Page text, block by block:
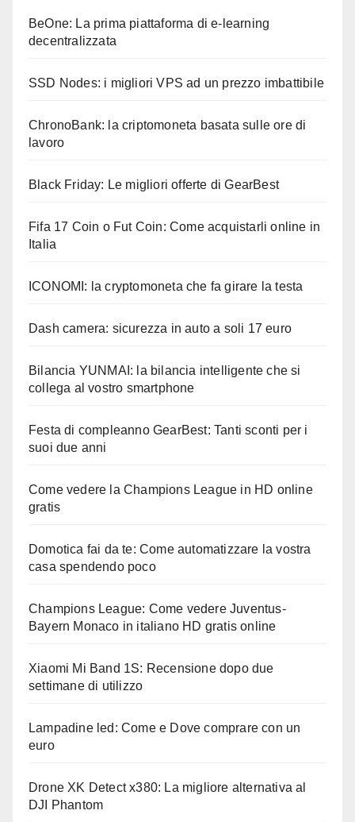
BeOne: La prima piattaforma di e-learning
decentralizzata
SSD Nodes: i migliori VPS ad un prezzo imbattibile
ChronoBank: la criptomoneta basata sulle ore di
lavoro
Black Friday: Le migliori offerte di GearBest
Fifa 17 Coin o Fut Coin: Come acquistarli online in
Italia
ICONOMI: la cryptomoneta che fa girare la testa
Dash camera: sicurezza in auto a soli 17 euro
Bilancia YUNMAI: la bilancia intelligente che si
collega al vostro smartphone
Festa di compleanno GearBest: Tanti sconti per i
suoi due anni
Come vedere la Champions League in HD online
gratis
Domotica fai da te: Come automatizzare la vostra
casa spendendo poco
Champions League: Come vedere Juventus-
Bayern Monaco in italiano HD gratis online
Xiaomi Mi Band 1S: Recensione dopo due
settimane di utilizzo
Lampadine led: Come e Dove comprare con un
euro
Drone XK Detect x380: La migliore alternativa al
DJI Phantom